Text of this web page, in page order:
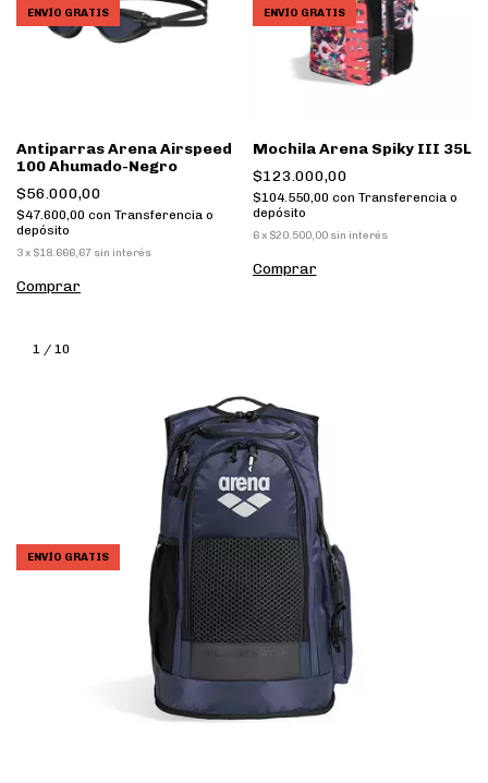
ENVÍO GRATIS
Antiparras Arena Airspeed
100 Ahumado-Negro
$56.000,00
$47.600,00 con Transferencia o
depósito
3x $18.666,67 sin interés
Comprar
ENVÍO GRATIS
Mochila Arena Spiky III 35L
$123.000,00
$104.550,00 con Transferencia o
depósito
6 x $20.500,00 sin interés
1 / 10
ENVÍO GRATIS